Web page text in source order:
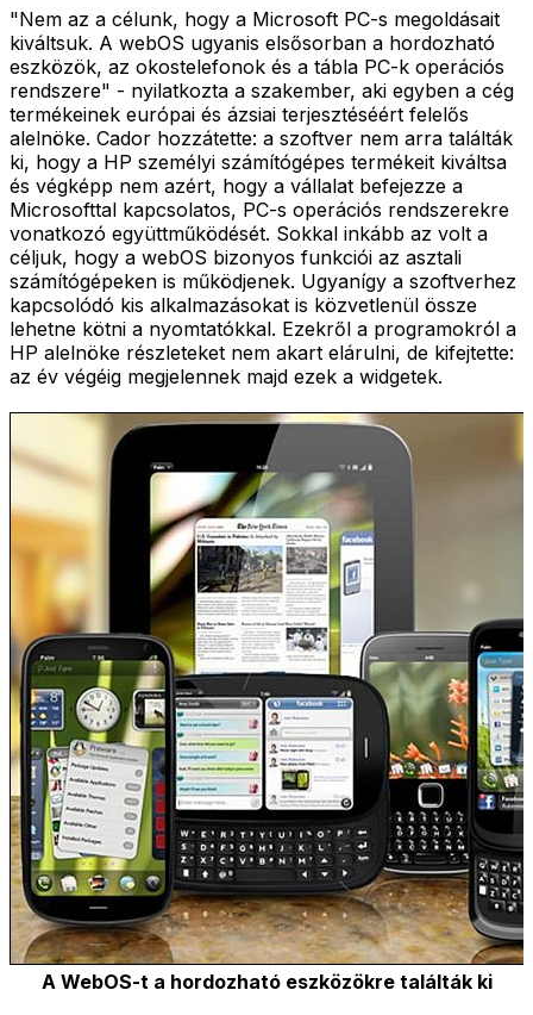
"Nem az a célunk, hogy a Microsoft PC-s megoldásait
kiváltsuk. A webOS ugyanis elsősorban a hordozható
eszközök, az okostelefonok és a tábla PC-k operációs
rendszere" - nyilatkozta a szakember, aki egyben a cég
termékeinek európai és ázsiai terjesztéséért felelős
alelnöke. Cador hozzátette: a szoftver nem arra találták
ki, hogy a HP személyi számítógépes termékeit kiváltsa
és végképp nem azért, hogy a vállalat befejezze a
Microsofttal kapcsolatos, PC-s operációs rendszerekre
vonatkozó együttműködését. Sokkal inkább az volt a
céljuk, hogy a webOS bizonyos funkciói az asztali
számítógépeken is működjenek. Ugyanígy a szoftverhez
kapcsolódó kis alkalmazásokat is közvetlenül össze
lehetne kötni a nyomtatókkal. Ezekről a programokról a
HP alelnöke részleteket nem akart elárulni, de kifejtette:
az év végéig megjelennek majd ezek a widgetek.
A WebOS-t a hordozható eszközökre találták ki